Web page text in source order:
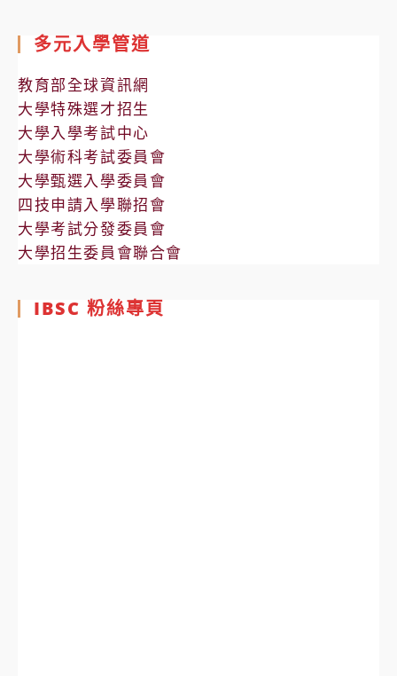
多元入學管道
教育部全球資訊網
大學特殊選才招生
大學入學考試中心
大學術科考試委員會
大學甄選入學委員會
四技申請入學聯招會
大學考試分發委員會
大學招生委員會聯合會
IBSC 粉絲專頁